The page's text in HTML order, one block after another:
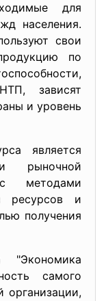
для
населения.
свои
по
зависят
и уровень
является
рыночной
методами
ресурсов и
получения
"Экономика
самого
организации,